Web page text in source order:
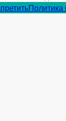
Политика